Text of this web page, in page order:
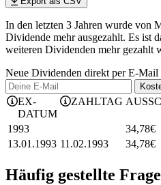
In den letzten 3 Jahren wurde von
Dividende mehr ausgezahlt. Es ist
weiteren Dividenden mehr gezahlt
Neue Dividenden direkt per E-Mail
EX-
DATUM
ZAHLTAG
1993 34,78€
13.01.1993 11.02.1993 34,78€
Häufig gestellte